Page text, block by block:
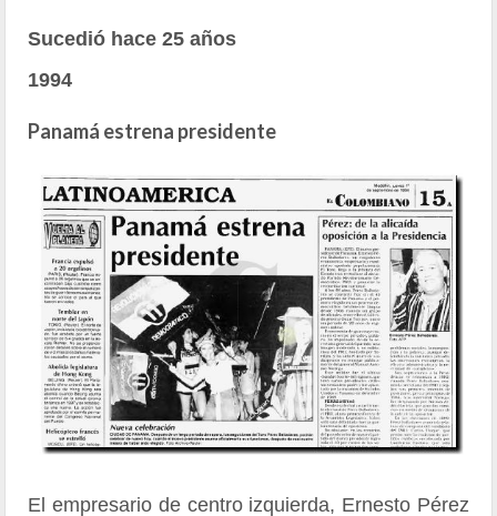
Sucedió hace 25 años
1994
Panamá estrena presidente
El empresario de centro izquierda, Ernesto Pérez